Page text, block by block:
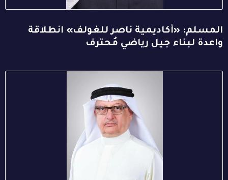
المسلم: «أكاديمية ناصر للغولف» انطلاقة
واعدة لبناء جيل رياضي مُحترف